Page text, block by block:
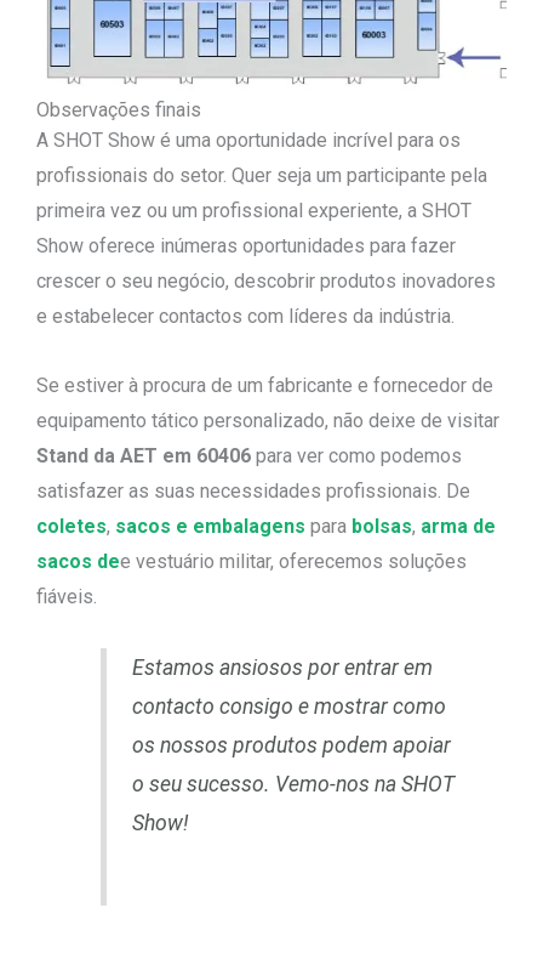
Observações finais
A SHOT Show é uma oportunidade incrível para os
profissionais do setor. Quer seja um participante pela
primeira vez ou um profissional experiente, a SHOT
Show oferece inúmeras oportunidades para fazer
crescer o seu negócio, descobrir produtos inovadores
e estabelecer contactos com líderes da indústria.
Se estiver à procura de um fabricante e fornecedor de
equipamento tático personalizado, não deixe de visitar
Stand da AET em 60406 para ver como podemos
satisfazer as suas necessidades profissionais. De
coletes, sacos e embalagens para bolsas, arma de
sacos dee vestuário militar, oferecemos soluções
fiáveis.
Estamos ansiosos por entrar em
contacto consigo e mostrar como
os nossos produtos podem apoiar
o seu sucesso. Vemo-nos na SHOT
Show!